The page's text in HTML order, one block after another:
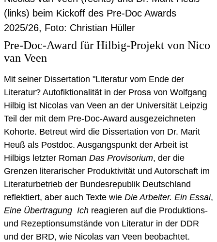
(links) beim Kickoff des Pre-Doc Awards
2025/26, Foto: Christian Hüller
Pre-Doc-Award für Hilbig-Projekt von Nico
van Veen
Mit seiner Dissertation "Literatur vom Ende der
Literatur? Autofiktionalität in der Prosa von Wolfgang
Hilbig ist Nicolas van Veen an der Universität Leipzig
Teil der mit dem Pre-Doc-Award ausgezeichneten
Kohorte. Betreut wird die Dissertation von Dr. Marit
Heuß als Postdoc. Ausgangspunkt der Arbeit ist
Hilbigs letzter Roman Das Provisorium, der die
Grenzen literarischer Produktivität und Autorschaft im
Literaturbetrieb der Bundesrepublik Deutschland
reflektiert, aber auch Texte wie Die Arbeiter. Ein Essai,
Eine Übertragung Ich reagieren auf die Produktions-
und Rezeptionsumstände von Literatur in der DDR
und der BRD, wie Nicolas van Veen beobachtet.